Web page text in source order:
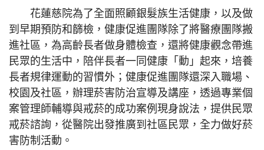
花蓮慈院為了全面照顧銀髮族生活健康，以及做
到早期預防和篩檢，健康促進團隊除了將醫療團隊搬
進社區，為高齡長者做身體檢查，還將健康觀念帶進
民眾的生活中，陪伴長者一同健康「動」起來，培養
長者規律運動的習慣外；健康促進團隊還深入職場、
校園及社區，辦理菸害防治宣導及講座，透過專業個
案管理師輔導與戒菸的成功案例現身說法，提供民眾
戒菸諮詢，從醫院出發推廣到社區民眾，全力做好菸
害防制活動。